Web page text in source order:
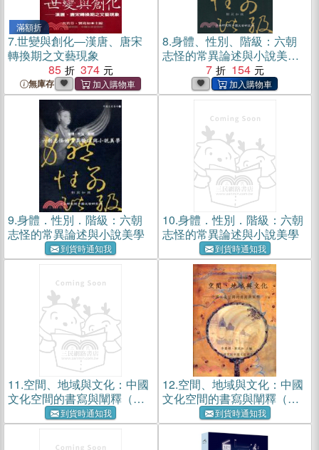
滿額折
7.世變與創化―漢唐、唐宋
轉換期之文藝現象
85
374
無庫存
8.身體、性別、階級：六朝
志怪的常異論述與小說美學
7 154
9.身體．性別．階級：六朝
志怪的常異論述與小說美學
到貨時通知我
10.身體．性別．階級：六朝
志怪的常異論述與小說美學
到貨時通知我
11.空間、地域與文化：中國
文化空間的書寫與闡釋（共
到貨時通知我
12.空間、地域與文化：中國
文化空間的書寫與闡釋（共
到貨時通知我